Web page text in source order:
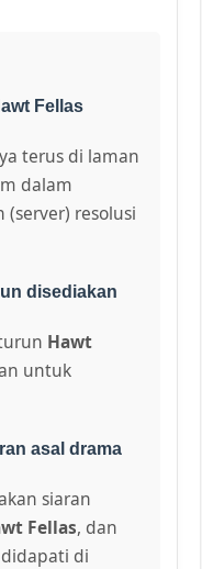
Fellas
terus di laman
dalam
resolusi
disediakan
Hawt
untuk
asal drama
siaran
Fellas, dan
di